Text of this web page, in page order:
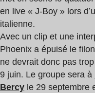
en live « J-Boy » lors
italienne.
Avec un clip et une
Phoenix a épuisé le
ne devrait donc pas
9 juin. Le groupe sera à
Bercy le 29 septembre